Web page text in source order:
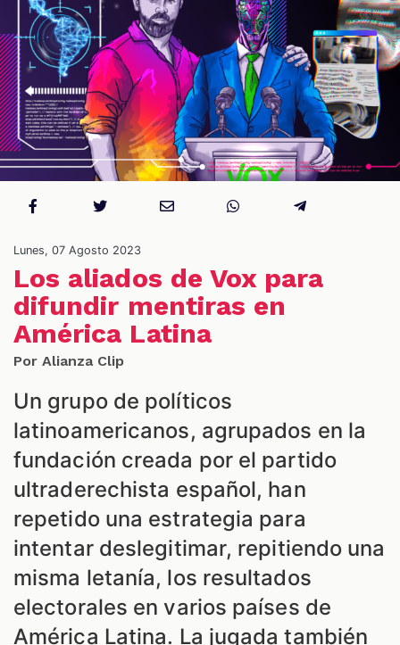
Lunes, 07 Agosto 2023
Los aliados de Vox para
difundir mentiras en
América Latina
Por Alianza Clip
Un grupo de políticos
latinoamericanos, agrupados en la
fundación creada por el partido
ultraderechista español, han
repetido una estrategia para
intentar deslegitimar, repitiendo una
misma letanía, los resultados
electorales en varios países de
América Latina. La jugada también